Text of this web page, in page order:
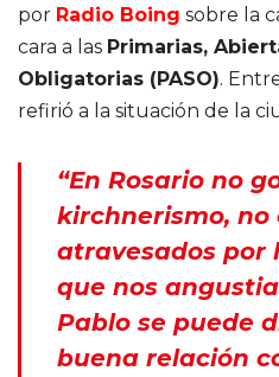
por Radio Boing sobre la
cara a las Primarias,
Obligatorias (PASO).
refirió a la situación de la
“En Rosario no
kirchnerismo, no
atravesados por
que nos
Pablo se puede
buena relación